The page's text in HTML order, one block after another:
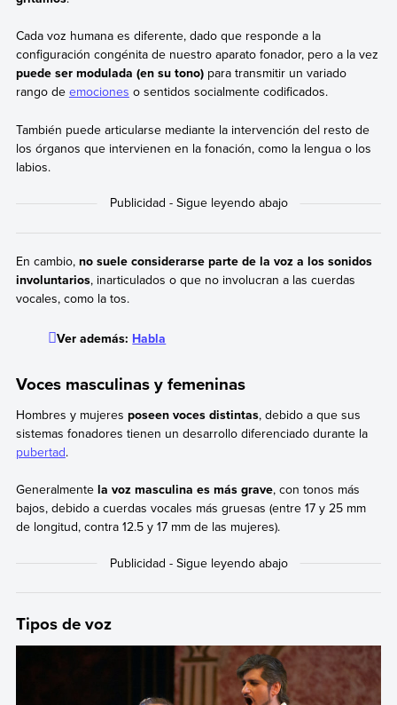
Cada voz humana es diferente, dado que responde a la
configuración congénita de nuestro aparato fonador, pero a la vez
puede ser modulada (en su tono)para transmitir un variado
rango de emociones o sentidos socialmente codificados.
También puede articularse mediante la intervención del resto de
los órganos que intervienen en la fonación, como la lengua o los
labios.
En cambio, no suele considerarse parte de la voz a los sonidos
involuntarios, inarticulados o que no involucran a las cuerdas
vocales, como la tos.
Ver además: Habla
Voces masculinas y femeninas
Hombres y mujeres poseen voces distintas, debido a que sus
sistemas fonadores tienen un desarrollo diferenciado durante la
pubertad.
Generalmentela voz masculina es más grave, con tonos más
bajos, debido a cuerdas vocales más gruesas (entre 17 y 25 mm
de longitud, contra 12.5 y 17 mm de las mujeres).
Tipos de voz